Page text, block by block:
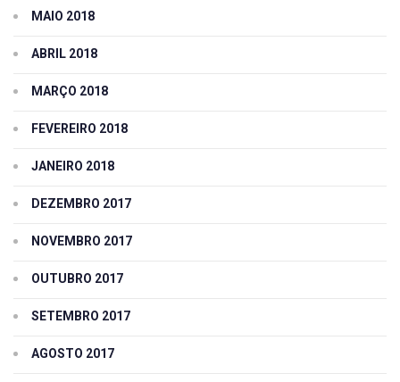
MAIO 2018
ABRIL 2018
MARÇO 2018
FEVEREIRO 2018
JANEIRO 2018
DEZEMBRO 2017
NOVEMBRO 2017
OUTUBRO 2017
SETEMBRO 2017
AGOSTO 2017